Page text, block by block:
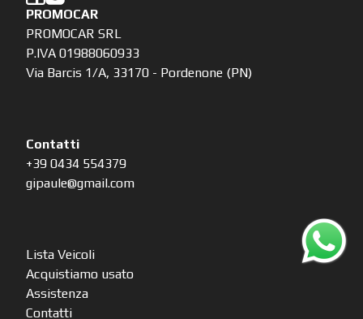
PROMOCAR
PROMOCAR SRL
P.IVA 01988060933
Via Barcis 1/A, 33170 - Pordenone (PN)
Contatti
+39 0434 554379
gipaule@gmail.com
Lista Veicoli
Acquistiamo usato
Assistenza
Contatti